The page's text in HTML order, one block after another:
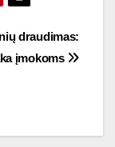
draudimas:
įmokoms